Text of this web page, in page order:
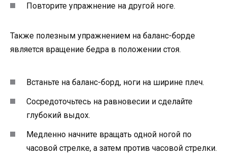
Повторите упражнение на другой ноге.
Также полезным упражнением на баланс-борде
является вращение бедра в положении стоя.
Встаньте на баланс-борд, ноги на ширине плеч.
Сосредоточьтесь на равновесии и сделайте
глубокий выдох.
Медленно начните вращать одной ногой по
часовой стрелке, а затем против часовой стрелки.